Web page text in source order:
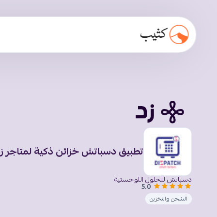
تطبيق دسباتش خزائن ذكية لمتاجر
دسباتش للحلول اللوجستية
5.0
الشحن والتخزين